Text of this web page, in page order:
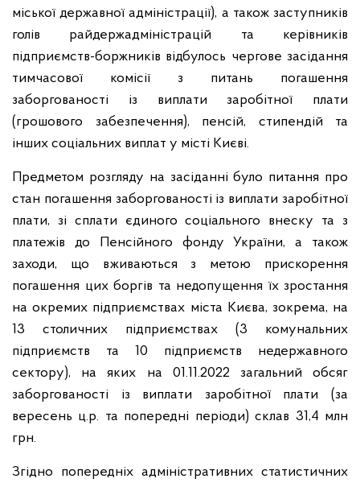
міської державної адміністрації), а також заступників
голів райдержадміністрацій та керівників
підприємств-боржників відбулось чергове засідання
тимчасової комісії з питань погашення
заборгованості із виплати заробітної плати
(грошового забезпечення), пенсій, стипендій та
інших соціальних виплат у місті Києві.
Предметом розгляду на засіданні було питання про
стан погашення заборгованості із виплати заробітної
плати, зі сплати єдиного соціального внеску та з
платежів до Пенсійного фонду України, а також
заходи, що вживаються з метою прискорення
погашення цих боргів та недопущення їх зростання
на окремих підприємствах міста Києва, зокрема, на
13 столичних підприємствах (3 комунальних
підприємств та 10 підприємств недержавного
сектору), на яких на 01.11.2022 загальний обсяг
заборгованості із виплати заробітної плати (за
вересень ц.р. та попередні періоди) склав 31,4 млн
грн.
Згідно попередніх адміністративних статистичних